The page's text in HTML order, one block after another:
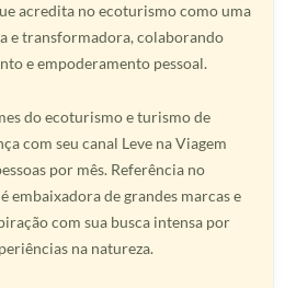
acredita no ecoturismo como uma
e transformadora, colaborando
e empoderamento pessoal.
do ecoturismo e turismo de
com seu canal Leve na Viagem
por mês. Referência no
embaixadora de grandes marcas e
com sua busca intensa por
na natureza.